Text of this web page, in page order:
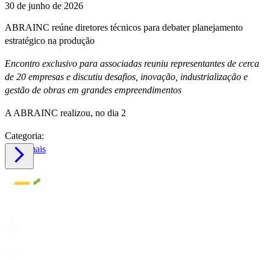
30 de junho de 2026
ABRAINC reúne diretores técnicos para debater planejamento
estratégico na produção
Encontro exclusivo para associadas reuniu representantes de cerca
de 20 empresas e discutiu desafios, inovação, industrialização e
gestão de obras em grandes empreendimentos
A ABRAINC realizou, no dia 2
Categoria:
Saiba mais
